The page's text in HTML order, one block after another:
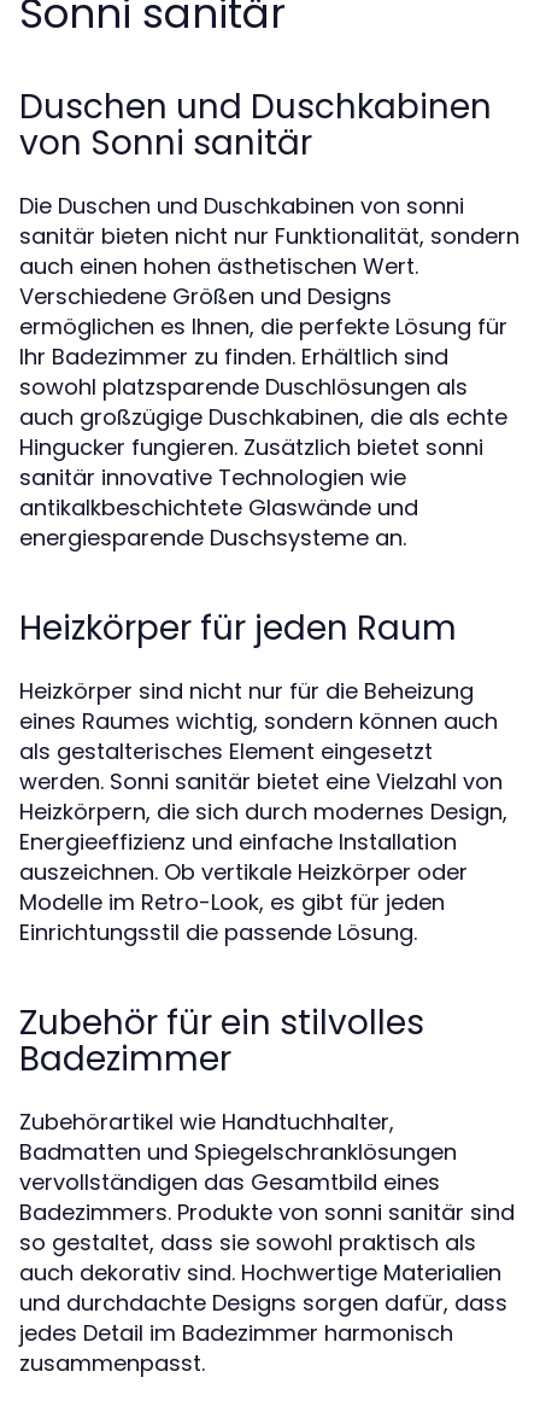
Sonni sanitär
Duschen und Duschkabinen
von Sonni sanitär
Die Duschen und Duschkabinen von sonni
sanitär bieten nicht nur Funktionalität, sondern
auch einen hohen ästhetischen Wert.
Verschiedene Größen und Designs
ermöglichen es Ihnen, die perfekte Lösung für
Ihr Badezimmer zu finden. Erhältlich sind
sowohl platzsparende Duschlösungen als
auch großzügige Duschkabinen, die als echte
Hingucker fungieren. Zusätzlich bietet sonni
sanitär innovative Technologien wie
antikalkbeschichtete Glaswände und
energiesparende Duschsysteme an.
Heizkörper für jeden Raum
Heizkörper sind nicht nur für die Beheizung
eines Raumes wichtig, sondern können auch
als gestalterisches Element eingesetzt
werden. Sonni sanitär bietet eine Vielzahl von
Heizkörpern, die sich durch modernes Design,
Energieeffizienz und einfache Installation
auszeichnen. Ob vertikale Heizkörper oder
Modelle im Retro-Look, es gibt für jeden
Einrichtungsstil die passende Lösung.
Zubehör für ein stilvolles
Badezimmer
Zubehörartikel wie Handtuchhalter,
Badmatten und Spiegelschranklösungen
vervollständigen das Gesamtbild eines
Badezimmers. Produkte von sonni sanitär sind
so gestaltet, dass sie sowohl praktisch als
auch dekorativ sind. Hochwertige Materialien
und durchdachte Designs sorgen dafür, dass
jedes Detail im Badezimmer harmonisch
zusammenpasst.